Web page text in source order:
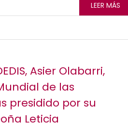
LEER MÁS
Asier Olabarri,
de las
presidido por su
Leticia